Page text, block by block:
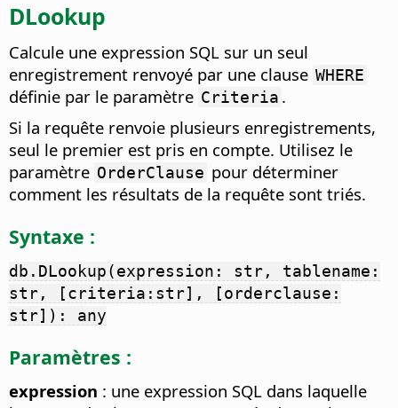
DLookup
Calcule une expression SQL sur un seul
enregistrement renvoyé par une clause WHERE
définie par le paramètre Criteria .
Si la requête renvoie plusieurs enregistrements,
seul le premier est pris en compte. Utilisez le
paramètre OrderClause pour déterminer
comment les résultats de la requête sont triés.
Syntaxe :
db.DLookup(expression: str, tablename:
str, [criteria:str], [orderclause:
str]): any
Paramètres :
expression : une expression SQL dans laquelle